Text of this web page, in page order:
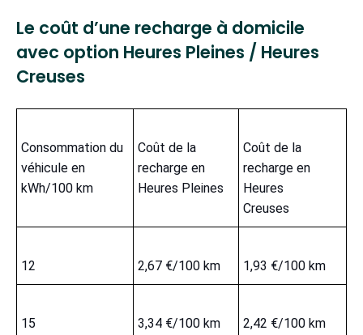
Le coût d’une recharge à domicile
avec option Heures Pleines / Heures
Creuses
Consommation du
véhicule en
kWh/100 km
Coût de la
recharge en
Heures Pleines
Coût de la
recharge en
Heures
Creuses
12 2,67 €/100 km 1,93 €/100 km
15 3,34 €/100 km 2,42 €/100 km